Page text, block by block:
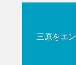
三原をエ